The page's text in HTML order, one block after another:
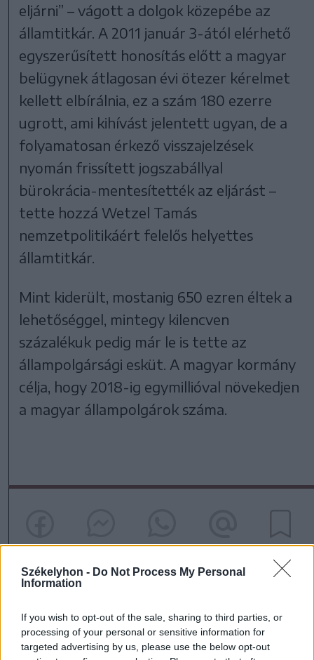
Székelyhon - Do Not Process My Personal
Information
If you wish to opt-out of the sale, sharing to third parties, or
processing of your personal or sensitive information for
targeted advertising by us, please use the below opt-out
eljárni” – vágott a dolgok közepébe az
államtitkár. A 2011 január 3-ától elérhető
egyszerűsített honosítás előtt a magyar
belügynek átlagosan évi ötezer kérelmet
kellett elbírálnia, ez a szám 180 ezerre
ugrott, ami kihívást jelentett ugyan, de a
folyamatosan érkező visszajelzések
nyomán frissített jogszabállyal
bürokrácia-mentesítették az eljárást –
tette hozzá Wetzel Tamás
nemzetpolitikáért felelős helyettes
államtitkár.
Mint kiderült, mostanig 650 ezren éltek a
lehetőséggel, mintegy kilencven
százalékuk pedig már le is tette az
állampolgársági esküt. A magyar kormány
célja, hogy 2018-ig egymillióval növekedjen
a magyar állampolgárok száma.